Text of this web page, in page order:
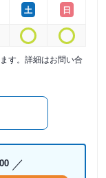
土
日
す。詳細はお問い合